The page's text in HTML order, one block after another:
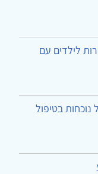
לילדים עם
בטיפול